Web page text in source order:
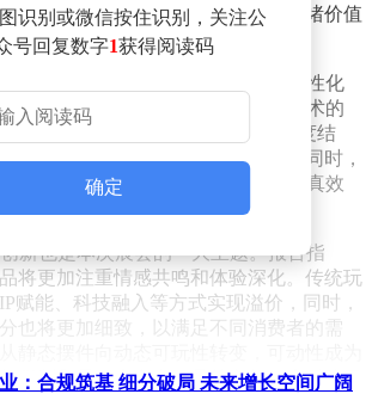
育陪伴功能，还能满足消费者的情绪价值
大亮点。
着玩具行业正朝着更加智能化、个性化
调，未来的AI玩具将不再仅仅是技术的
“针对性”“独有性”等特点，与IP深度结
进行共创，提供真实的陪伴体验。同时，
用料手感等方面也将追求极致的仿真效
高品质生活的追求。
新也是本次展会的一大主题。报告指
将更加注重情感共鸣和体验深化。传统玩
赋能、科技融入等方式实现溢价，同时，
也将更加细致，以满足不同消费者的需
限制和手工疗愈类玩具的兴起，也反映了
识别或微信按住识别，关注公
号回复数字1获得阅读码
确定
：合规筑基 细分破局 未来增长空间广阔